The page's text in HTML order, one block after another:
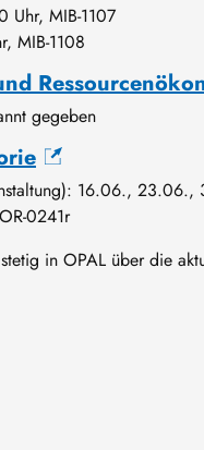
Uhr, MIB-1107
MIB-1108
gegeben
16.06.,
0241r
in OPAL über die